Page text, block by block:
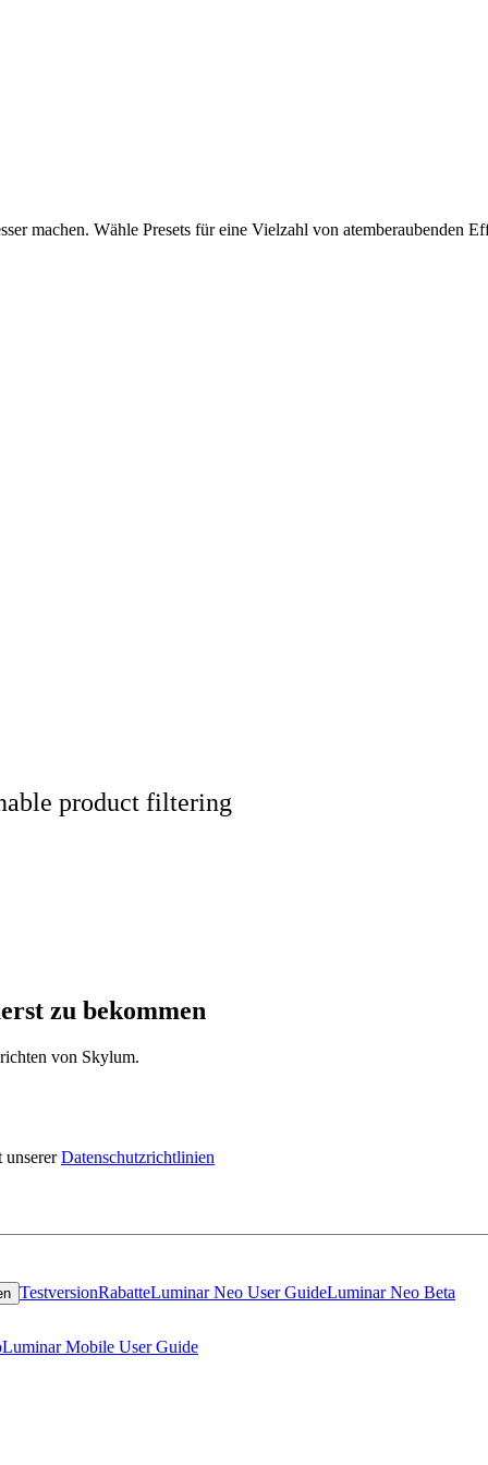
machen. Wähle Presets für eine Vielzahl von atemberaubenden
product filtering
zu bekommen
von Skylum.
unserer Datenschutzrichtlinien
TestversionRabatteLuminar Neo User GuideLuminar Neo Beta
Luminar Mobile User Guide